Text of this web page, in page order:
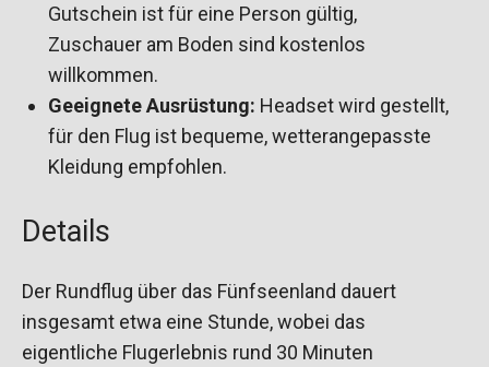
Gutschein ist für eine Person gültig,
Zuschauer am Boden sind kostenlos
willkommen.
Geeignete Ausrüstung: Headset wird gestellt,
für den Flug ist bequeme, wetterangepasste
Kleidung empfohlen.
Details
Der Rundflug über das Fünfseenland dauert
insgesamt etwa eine Stunde, wobei das
eigentliche Flugerlebnis rund 30 Minuten